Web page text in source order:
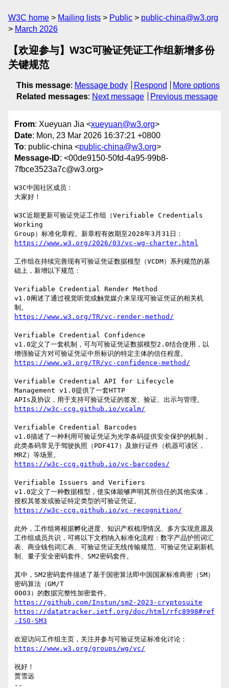
W3C home Mailing lists Public
public-china@w3.org
March 2026
【欢迎参与】W3C可验证凭证工作组新增多份
关键规范
This message: Message body Respond
More options
Related messages: Next message Previous message
From: Xueyuan Jia <xueyuan@w3.org>
Date: Mon, 23 Mar 2026 16:37:21 +0800
To: public-china <public-china@w3.org>
Message-ID: <00de9150-50fd-4a95-99b8-
7fbce3523a7c@w3.org>
W3C中国社区成员：
大家好！
W3C近期更新可验证凭证工作组（Verifiable Credentials
Working
https://www.w3.org/2026/03/vc-wg-charter.html
工作组在持续完善现有可验证凭证数据模型（VCDM）系列规范的基
础上，新增以下规范：
Verifiable Credential Render Method
v1.0阐述了通过视觉听觉或触觉媒介来呈现可验证凭证的相关机
https://www.w3.org/TR/vc-render-method/
Verifiable Credential Confidence
v1.0定义了一套机制，可与可验证凭证数据模型2.0结合使用，以
https://www.w3.org/TR/vc-confidence-method/
Verifiable Credential API for Lifecycle
Management v1.0提供了一套HTTP
https://w3c-ccg.github.io/vcalm/
Verifiable Credential Barcodes
v1.0描述了一种利用可验证凭证为光学条码提供安全保护的机制，
此类条码常见于驾驶执照（PDF417）及旅行证件（机器可读区，
https://w3c-ccg.github.io/vc-barcodes/
Verifiable Issuers and Verifiers
v1.0定义了一种数据模型，使实体能够声明其所信任的其他实体，
https://w3c-ccg.github.io/vc-recognition/
此外，工作组将根据孵化进度、知识产权梳理情况、多方实现意愿及
工作组成员共识，可将以下文档纳入标准化流程：数字产品护照词汇
表、商业钱包词汇表、可验证凭证无线传输规范、可验证凭证刷新机
制、量子安全密码套件、SM2密码套件。
其中，SM2密码套件描述了基于国密算法即中国国家标准商密（SM）
密码算法（GM/T
https://github.com/Instun/sm2-2023-cryptosuite
https://datatracker.ietf.org/doc/html/rfc8998#ref
-ISO-SM3
https://www.w3.org/groups/wg/vc/
祝好！
贾雪远
--